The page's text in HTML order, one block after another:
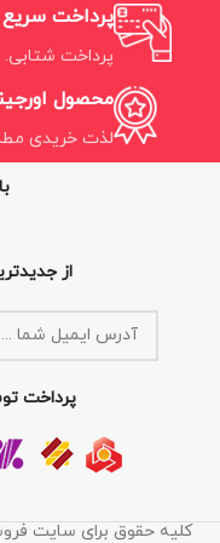
پرداخت سریع
پرداخت شتابی.
محصول
لذت خریدی
از
پرداخت
کلیه حقوق برای سایت